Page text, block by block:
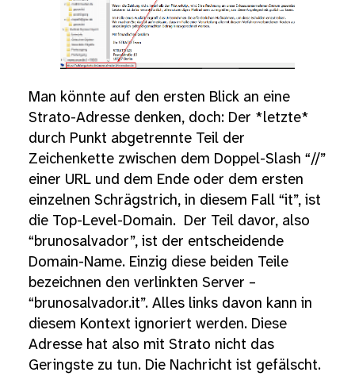
Man könnte auf den ersten Blick an eine
Strato-Adresse denken, doch: Der *letzte*
durch Punkt abgetrennte Teil der
Zeichenkette zwischen dem Doppel-Slash “//”
einer URL und dem Ende oder dem ersten
einzelnen Schrägstrich, in diesem Fall “it”, ist
die Top-Level-Domain. Der Teil davor, also
“brunosalvador”, ist der entscheidende
Domain-Name. Einzig diese beiden Teile
bezeichnen den verlinkten Server –
“brunosalvador.it”. Alles links davon kann in
diesem Kontext ignoriert werden. Diese
Adresse hat also mit Strato nicht das
Geringste zu tun. Die Nachricht ist gefälscht.